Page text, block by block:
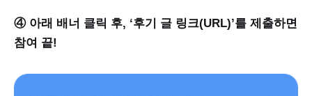
④ 아래 배너 클릭 후, ‘후기 글 링크(URL)’를 제출하면
참여 끝!